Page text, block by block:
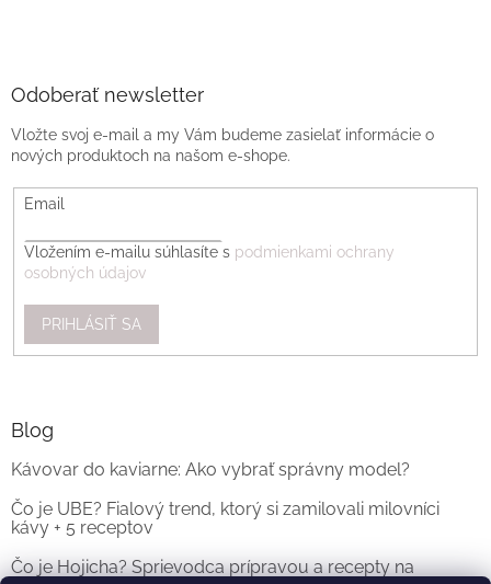
Odoberať newsletter
Vložte svoj e-mail a my Vám budeme zasielať informácie o
nových produktoch na našom e-shope.
Email
Vložením e-mailu súhlasíte s podmienkami ochrany
osobných údajov
PRIHLÁSIŤ SA
Blog
Kávovar do kaviarne: Ako vybrať správny model?
Čo je UBE? Fialový trend, ktorý si zamilovali milovníci
kávy + 5 receptov
Čo je Hojicha? Sprievodca prípravou a recepty na